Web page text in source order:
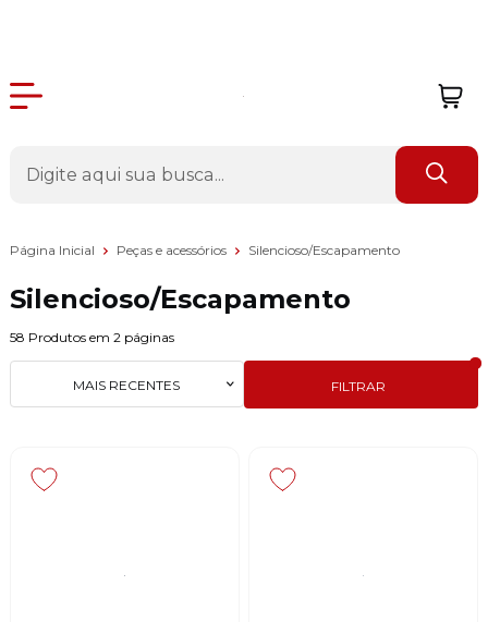
Página Inicial Peças e acessórios Silencioso/Escapamento
Silencioso/Escapamento
58 Produtos em 2 páginas
FILTRAR
MAIS RECENTES